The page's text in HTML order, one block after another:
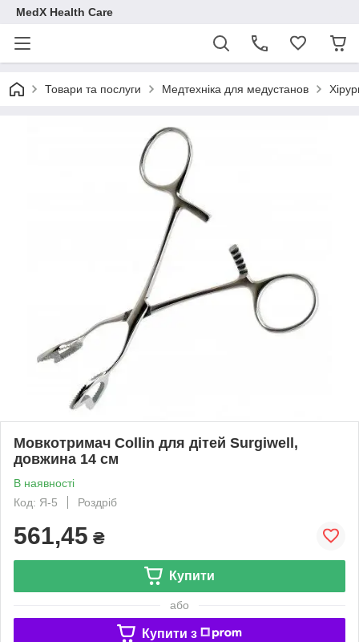
MedX Health Care
Товари та послуги Медтехніка для медустанов
Мовкотримач Collin для дітей Surgiwell,
довжина 14 см
В наявності
Код: Я-5
Роздріб
561,45 ₴
Купити
або
Купити з